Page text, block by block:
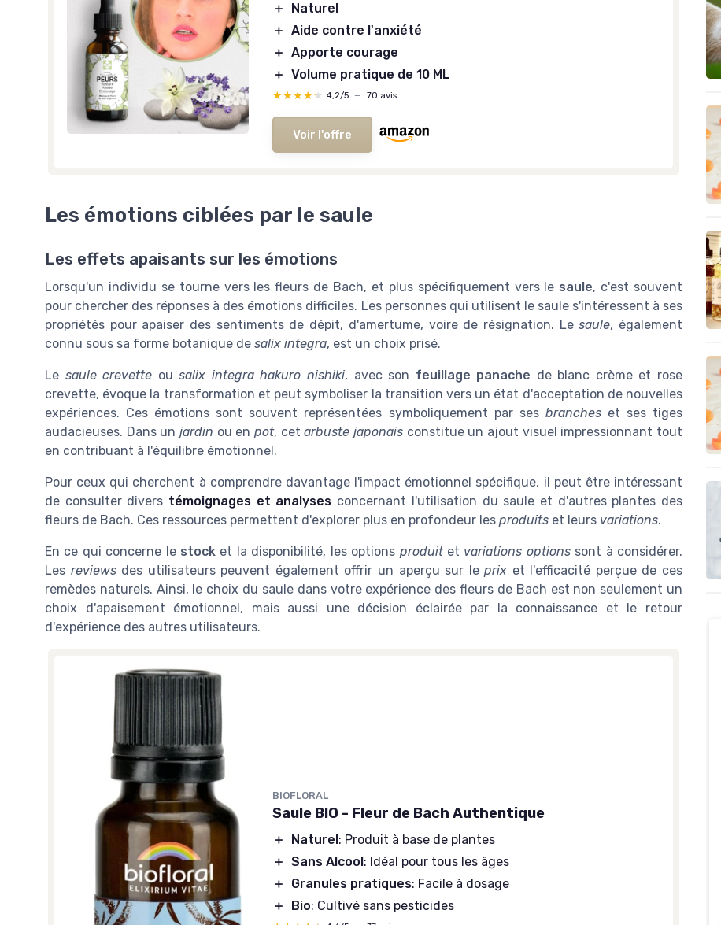
＋
Naturel
＋ Aide contre l'anxiété
＋ Apporte courage
＋ Volume pratique de 10 ML
★★★★★
★★★★★ 4,2/5 — 70 avis
Voir l'offre
Les émotions ciblées par le saule
Les effets apaisants sur les émotions
Lorsqu'un individu se tourne vers les fleurs de Bach, et plus spécifiquement vers le saule, c'est souvent
pour chercher des réponses à des émotions difficiles. Les personnes qui utilisent le saule s'intéressent à ses
propriétés pour apaiser des sentiments de dépit, d'amertume, voire de résignation. Lesaule, également
connu sous sa forme botanique de salix integra, est un choix prisé.
Le saule crevette ousalix integra hakuro nishiki, avec son feuillage panache de blanc crème et rose
crevette, évoque la transformation et peut symboliser la transition vers un état d'acceptation de nouvelles
expériences. Ces émotions sont souvent représentées symboliquement par ses brancheset ses tiges
audacieuses. Dans un jardin ou en pot, cetarbuste japonais constitue un ajout visuel impressionnant tout
en contribuant à l'équilibre émotionnel.
Pour ceux qui cherchent à comprendre davantage l'impact émotionnel spécifique, il peut être intéressant
de consulter divers témoignages et analyses concernant l'utilisation du saule et d'autres plantes des
fleurs de Bach. Ces ressources permettent d'explorer plus en profondeur les produits et leurs variations.
En ce qui concerne le stock et la disponibilité, les options produitet variations optionssont à considérer.
Les reviewsdes utilisateurs peuvent également offrir un aperçu sur leprix et l'efficacité perçue de ces
remèdes naturels. Ainsi, le choix du saule dans votre expérience des fleurs de Bach est non seulement un
choix d'apaisement émotionnel, mais aussi une décision éclairée par la connaissance et le retour
d'expérience des autres utilisateurs.
BIOFLORAL
Saule BIO - Fleur de Bach Authentique
＋ Naturel : Produit à base de plantes
＋ Sans Alcool : Idéal pour tous les âges
＋
Granules pratiques: Facile à dosage
＋
Bio: Cultivé sans pesticides
BIO - Fleur de Bach
BIOFLORAL
Cerato, Plumbago BIO - 470
＋ Durabilité
★★★★★
★★★★★
Voir l'offre